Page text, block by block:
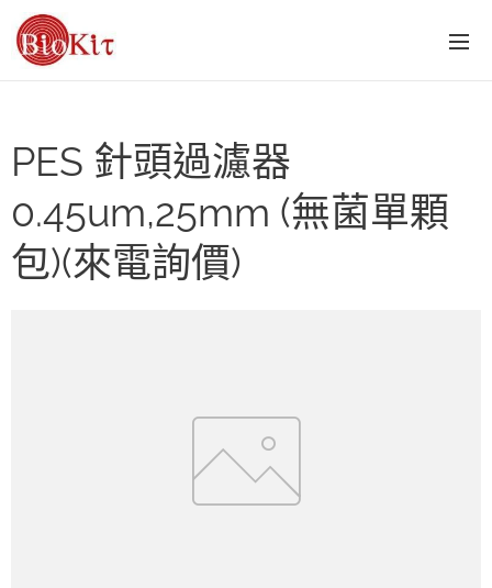
PES 針頭過濾器
0.45um,25mm (無菌單顆
包)(來電詢價)